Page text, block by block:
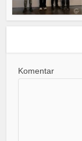
Komentar